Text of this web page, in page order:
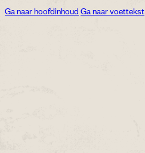
Ga naar hoofdinhoud Ga naar voettekst